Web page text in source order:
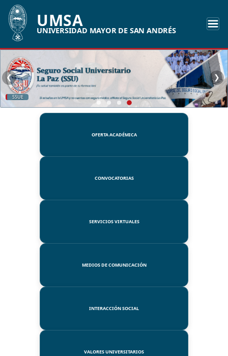
UMSA
UNIVERSIDAD MAYOR DE SAN ANDRÉS
SSUE
❮ ❯
OFERTA ACADÉMICA
CONVOCATORIAS
SERVICIOS VIRTUALES
MEDIOS DE COMUNICACIÓN
INTERACCIÓN SOCIAL
VALORES UNIVERSITARIOS